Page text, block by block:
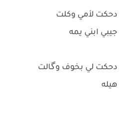
دحكت لأمي وكلت
جيبي ابني يمه
دحكت لي بخوف وگالت
هيله